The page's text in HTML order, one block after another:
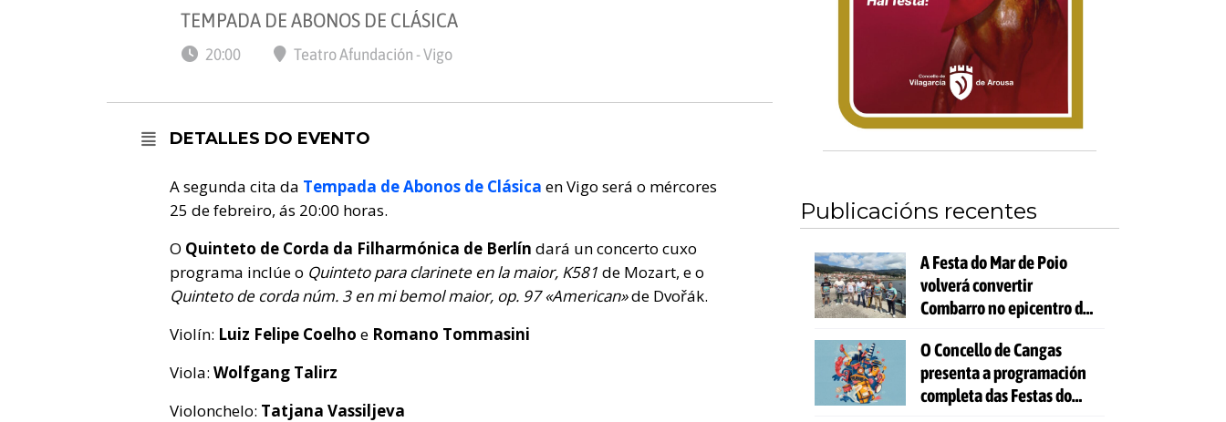
TEMPADA DE ABONOS DE CLÁSICA
20:00 Teatro Afundación - Vigo
DETALLES DO EVENTO
A segunda cita da Tempada de Abonos de Clásica en Vigo será o mércores
25 de febreiro, ás 20:00 horas.
O Quinteto de Corda da Filharmónica de Berlín dará un concerto cuxo
programa inclúe o Quinteto para clarinete en la maior, K581 de Mozart, e o
Quinteto de corda núm. 3 en mi bemol maior, op. 97 «American»de Dvořák.
Violín: Luiz Felipe Coelho e Romano Tommasini
Viola: Wolfgang Talirz
Violonchelo: Tatjana Vassiljeva
Publicacións recentes
A Festa do Mar de Poio
volverá convertir
Combarro no epicentro da
O Concello de Cangas
presenta a programación
completa das Festas do